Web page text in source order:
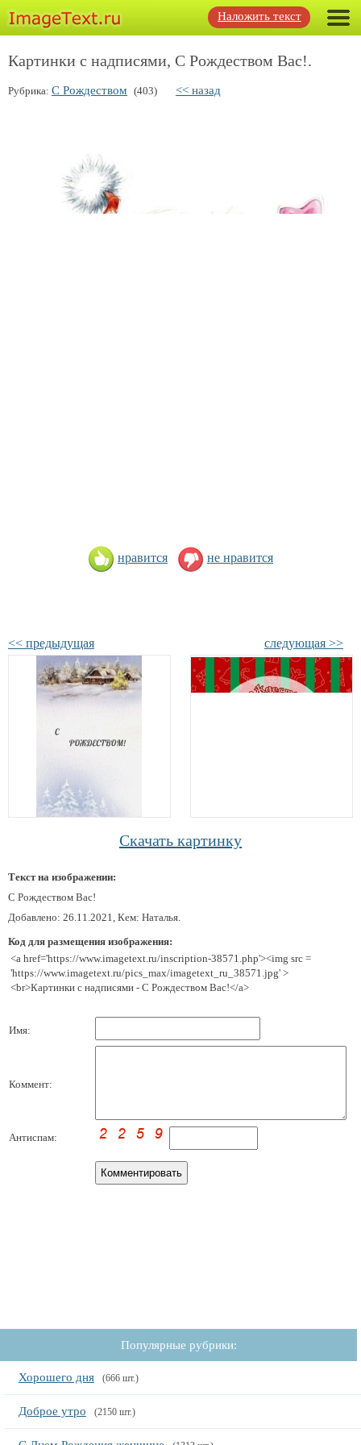
Наложить текст
Картинки с надписями, С Рождеством Вас!.
Рубрика: С Рождеством (403) << назад
нравится не нравится
<< предыдущая следующая >>
Скачать картинку
Текст на изображении:
С Рождеством Вас!
Добавлено: 26.11.2021, Кем: Наталья.
Код для размещения изображения:
<a href='https://www.imagetext.ru/inscription-38571.php'><img src =
'https://www.imagetext.ru/pics_max/imagetext_ru_38571.jpg' >
<br>Картинки с надписями - С Рождеством Вас!</a>
Имя:
Коммент:
Антиспам:
Популярные рубрики:
Хорошего дня (666 шт.)
Доброе утро (2150 шт.)